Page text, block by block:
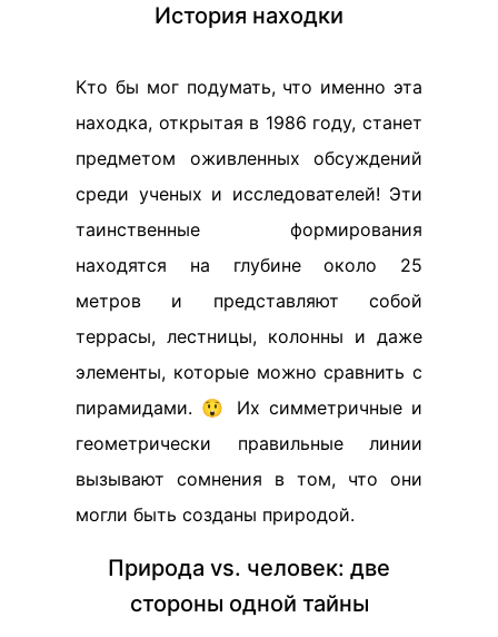
История находки
Кто бы мог подумать, что именно эта
находка, открытая в 1986 году, станет
предметом оживленных обсуждений
среди ученых и исследователей! Эти
таинственные формирования
находятся на глубине около 25
метров и представляют собой
террасы, лестницы, колонны и даже
элементы, которые можно сравнить с
пирамидами. 😲 Их симметричные и
геометрически правильные линии
вызывают сомнения в том, что они
могли быть созданы природой.
Природа vs. человек: две
стороны одной тайны